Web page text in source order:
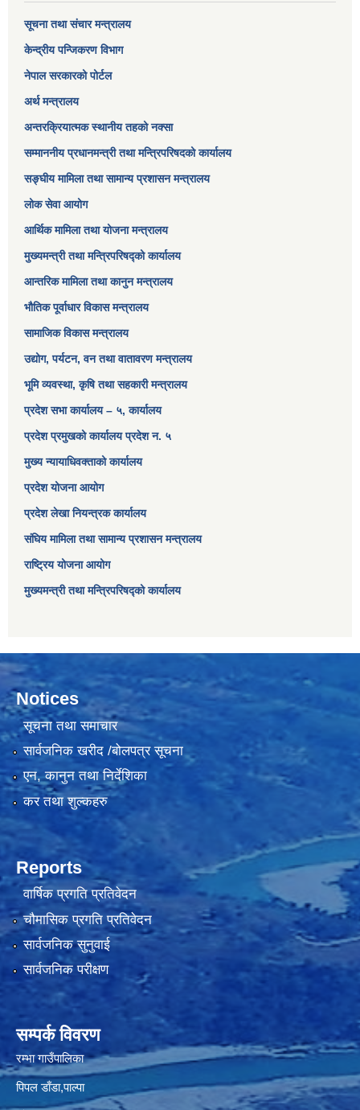
सूचना तथा संचार मन्त्रालय
केन्द्रीय पन्जिकरण विभाग
नेपाल सरकारको पोर्टल
अर्थ मन्त्रालय
अन्तरक्रियात्मक स्थानीय तहको नक्सा
सम्माननीय प्रधानमन्त्री तथा मन्त्रिपरिषद‌को कार्यालय
सङ्‍घीय मामिला तथा सामान्य प्रशासन मन्त्रालय
लोक सेवा आयोग
आर्थिक मामिला तथा योजना मन्त्रालय​
मुख्यमन्त्री तथा मन्त्रिपरिषद्को कार्यालय
आन्तरिक मामिला तथा कानुन मन्त्रालय
भौतिक पूर्वाधार विकास मन्त्रालय
सामाजिक विकास मन्त्रालय
उद्योग, पर्यटन, वन तथा वातावरण मन्त्रालय
भूमि व्यवस्था, कृषि तथा सहकारी मन्त्रालय
प्रदेश सभा कार्यालय – ५, कार्यालय
प्रदेश प्रमुखको कार्यालय प्रदेश न. ५
मुख्य न्यायाधिवक्ताको कार्यालय
प्रदेश योजना आयोग
प्रदेश लेखा नियन्त्रक कार्यालय
संघिय मामिला तथा सामान्य प्रशासन मन्त्रालय
राष्ट्रिय योजना आयोग
मुख्यमन्त्री तथा मन्त्रिपरिषद्को कार्यालय
Notices
सूचना तथा समाचार
सार्वजनिक खरीद /बोलपत्र सूचना
एन, कानुन तथा निर्देशिका
कर तथा शुल्कहरु
Reports
वार्षिक प्रगति प्रतिवेदन
चौमासिक प्रगति प्रतिवेदन
सार्वजनिक सुनुवाई
सार्वजनिक परीक्षण
सम्पर्क विवरण
रम्भा गाउँपालिका
पिपल डाँडा,पाल्पा